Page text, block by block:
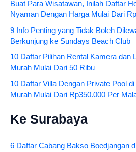
Buat Para Wisatawan, Inilah Daftar
Nyaman Dengan Harga Mulai Dari
9 Info Penting yang Tidak Boleh
Berkunjung ke Sundays Beach Club
10 Daftar Pilihan Rental Kamera dan
Murah Mulai Dari 50 Ribu
10 Daftar Villa Dengan Private Pool
Murah Mulai Dari Rp350.000 Per
Ke Surabaya
6 Daftar Cabang Bakso Boedjangan